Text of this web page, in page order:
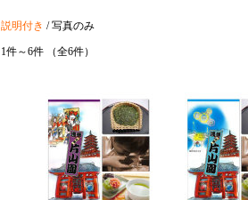
説明付き / 写真のみ
1件～6件 （全6件）